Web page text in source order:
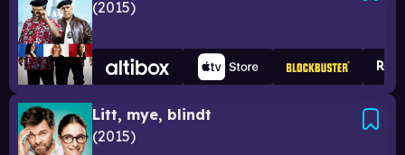
2015
Litt, mye, blindt
2015